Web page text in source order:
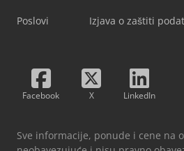
Poslovi Izjava o zaštiti
Facebook X LinkedIn
Sve informacije, ponude i cene na